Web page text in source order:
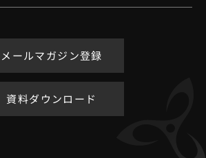
メールマガジン登録
資料ダウンロード